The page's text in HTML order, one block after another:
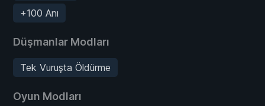
+100 Anı
Düşmanlar Modları
Tek Vuruşta Öldürme
Oyun Modları